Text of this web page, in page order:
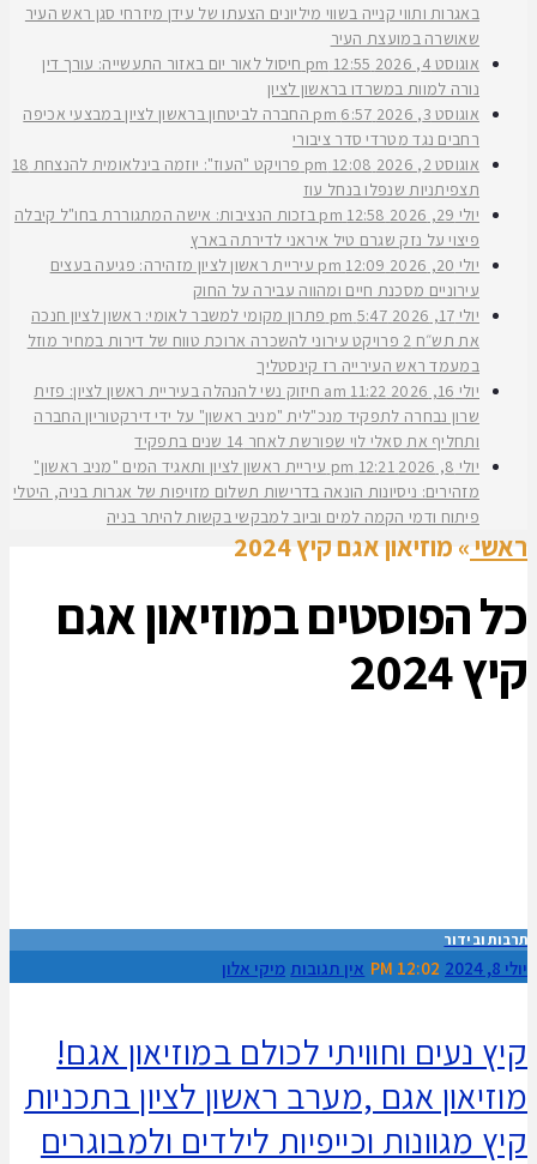
באגרות ותווי קנייה בשווי מיליונים הצעתו של עידן מיזרחי סגן ראש העיר
שאושרה במועצת העיר
אוגוסט 4, 2026
12:55 pm
חיסול לאור יום באזור התעשייה: עורך דין
נורה למוות במשרדו בראשון לציון
אוגוסט 3, 2026
6:57 pm
החברה לביטחון בראשון לציון במבצעי אכיפה
רחבים נגד מטרדי סדר ציבורי
אוגוסט 2, 2026
12:08 pm
פרויקט "העוז": יוזמה בינלאומית להנצחת 18
תצפיתניות שנפלו בנחל עוז
יולי 29, 2026
12:58 pm
בזכות הנציבות: אישה המתגוררת בחו"ל קיבלה
פיצוי על נזק שגרם טיל איראני לדירתה בארץ
יולי 20, 2026
12:09 pm
עיריית ראשון לציון מזהירה: פגיעה בעצים
עירוניים מסכנת חיים ומהווה עבירה על החוק
יולי 17, 2026
5:47 pm
פתרון מקומי למשבר לאומי: ראשון לציון חנכה
את תש״ח 2 פרויקט עירוני להשכרה ארוכת טווח של דירות במחיר מוזל
במעמד ראש העירייה רז קינסטליך
יולי 16, 2026
11:22 am
חיזוק נשי להנהלה בעיריית ראשון לציון: פזית
שרון נבחרה לתפקיד מנכ"לית "מניב ראשון" על ידי דירקטוריון החברה
ותחליף את סאלי לוי שפורשת לאחר 14 שנים בתפקיד
יולי 8, 2026
12:21 pm
עיריית ראשון לציון ותאגיד המים "מניב ראשון"
מזהירים: ניסיונות הונאה בדרישות תשלום מזויפות של אגרות בניה, היטלי
פיתוח ודמי הקמה למים וביוב למבקשי בקשות להיתר בניה
ראשי» מוזיאון אגם קיץ 2024
כל הפוסטים במוזיאון אגם
קיץ 2024
תרבות ובידור
יולי 8, 2024 12:02 PM אין תגובות מיקי אלון
קיץ נעים וחוויתי לכולם במוזיאון אגם!
מוזיאון אגם ,מערב ראשון לציון בתכניות
קיץ מגוונות וכייפיות לילדים ולמבוגרים